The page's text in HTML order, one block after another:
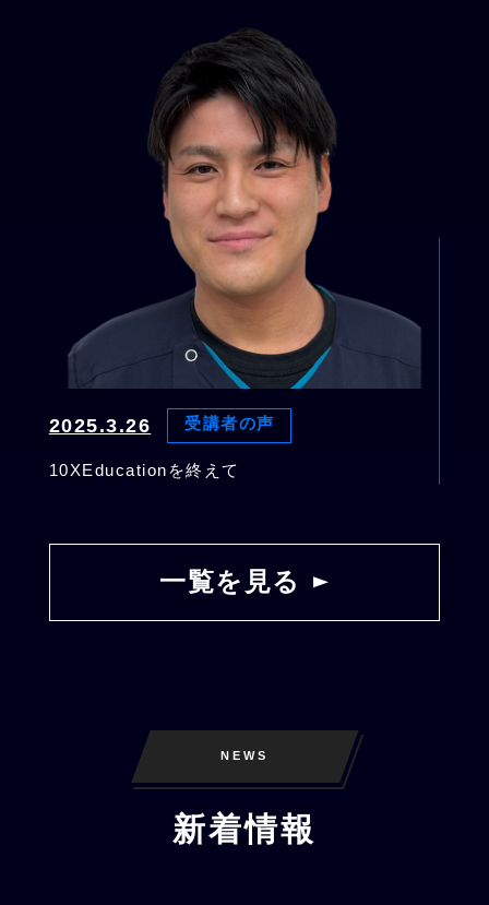
2025.3.26 受講者の声
10XEducationを終えて
一覧を見る
NEWS
新着情報